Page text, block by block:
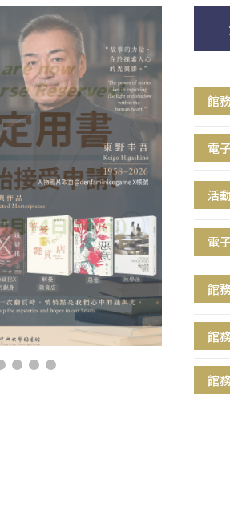
館
電
活
電
館
館
館